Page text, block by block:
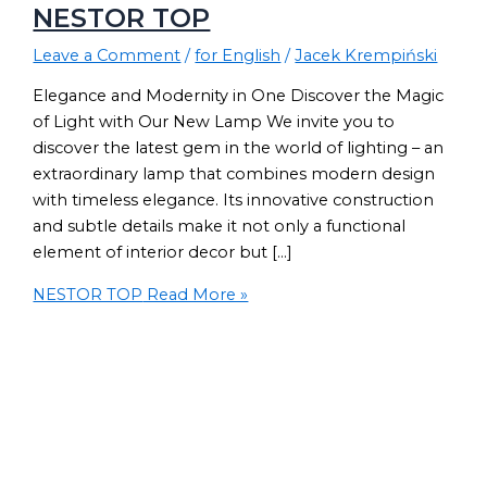
NESTOR TOP
Leave a Comment /for English /Jacek Krempiński
Elegance and Modernity in One Discover the Magic
of Light with Our New Lamp We invite you to
discover the latest gem in the world of lighting – an
extraordinary lamp that combines modern design
with timeless elegance. Its innovative construction
and subtle details make it not only a functional
element of interior decor but […]
NESTOR TOP Read More »